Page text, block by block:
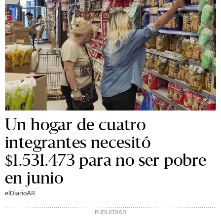
Un hogar de cuatro
integrantes necesitó
$1.531.473 para no ser pobre
en junio
elDiarioAR